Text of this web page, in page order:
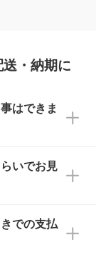
・納期に
はできま
ゲストの
依頼く
いでお見
ます。混
ともご
での支払